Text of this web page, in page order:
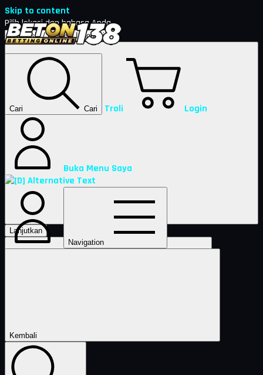
Skip to content
Pilih lokasi dan bahasa Anda.
Lanjutkan
Cari Cari Troli Login
Buka Menu Saya
Navigation
Kembali